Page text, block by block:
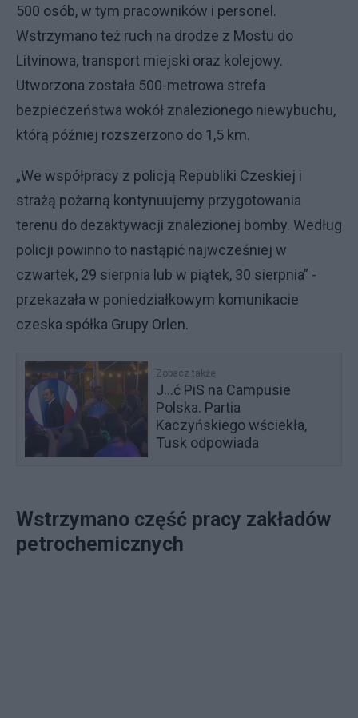
500 osób, w tym pracowników i personel.
Wstrzymano też ruch na drodze z Mostu do
Litvinowa, transport miejski oraz kolejowy.
Utworzona została 500-metrowa strefa
bezpieczeństwa wokół znalezionego niewybuchu,
którą później rozszerzono do 1,5 km.
„We współpracy z policją Republiki Czeskiej i
strażą pożarną kontynuujemy przygotowania
terenu do dezaktywacji znalezionej bomby. Według
policji powinno to nastąpić najwcześniej w
czwartek, 29 sierpnia lub w piątek, 30 sierpnia” -
przekazała w poniedziałkowym komunikacie
czeska spółka Grupy Orlen.
Zobacz także
J...ć PiS na Campusie
Polska. Partia
Kaczyńskiego wściekła,
Tusk odpowiada
Wstrzymano część pracy zakładów
petrochemicznych